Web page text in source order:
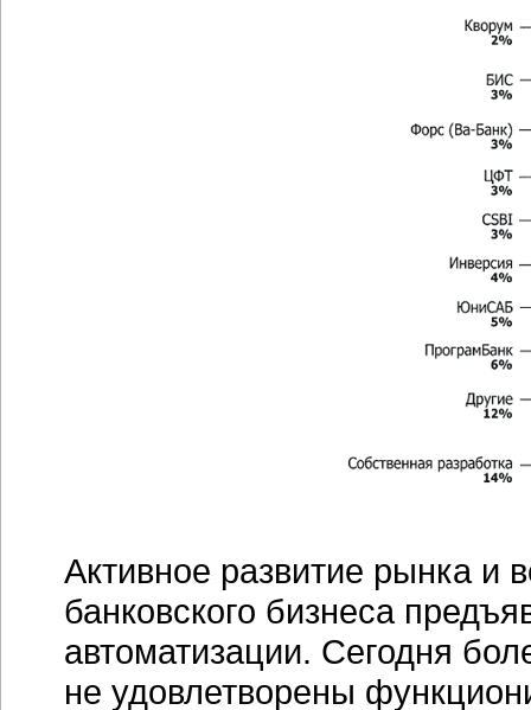
Активное развитие рынка и
банковского бизнеса
автоматизации. Сегодня
не удовлетворены